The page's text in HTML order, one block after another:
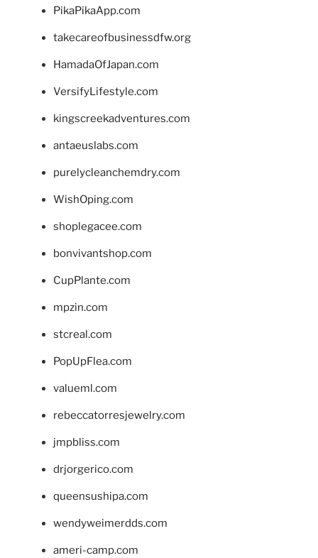
PikaPikaApp.com
takecareofbusinessdfw.org
HamadaOfJapan.com
VersifyLifestyle.com
kingscreekadventures.com
antaeuslabs.com
purelycleanchemdry.com
WishOping.com
shoplegacee.com
bonvivantshop.com
CupPlante.com
mpzin.com
stcreal.com
PopUpFlea.com
valueml.com
rebeccatorresjewelry.com
jmpbliss.com
drjorgerico.com
queensushipa.com
wendyweimerdds.com
ameri-camp.com